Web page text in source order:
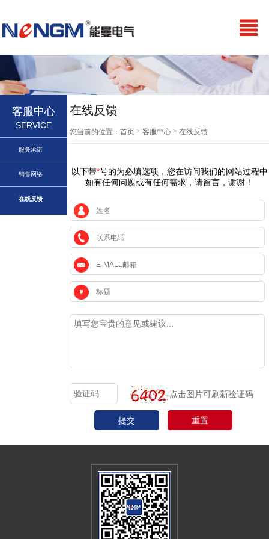
客服中心
SERVICE
服务承诺
销售网络
在线反馈
在线反馈
您当前的位置：首页 >客服中心 >在线反馈
以下带*号的为必填选项，您在访问我们的网站过程中
如有任何问题或有任何需求，请留言，谢谢！
点击图片可刷新验证码